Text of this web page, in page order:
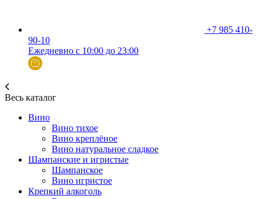
+7 985 410-
90-10
Ежедневно с 10:00 до 23:00
Весь каталог
Вино
Вино тихое
Вино креплёное
Вино натуральное сладкое
Шампанские и игристые
Шампанское
Вино игристое
Крепкий алкоголь